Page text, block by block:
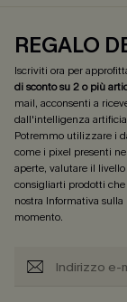
REGALO
Iscriviti ora per
di sconto su 2 o più
mail, acconsenti a
dall'intelligenza
Potremmo utilizzare i
come i pixel presenti
aperte, valutare il
consigliarti prodotti
nostra Informativa sulla
momento.